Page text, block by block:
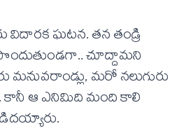
విదార‌క ఘ‌ట‌న‌. త‌న తండ్రి
చూద్దామ‌ని
మ‌నువ‌రాండ్లు, మ‌రో న‌లుగురు
కానీ ఆ ఎనిమిది మంది కాలి